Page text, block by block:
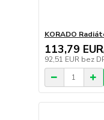
KORADO
113,79 EUR
92,51 EUR bez